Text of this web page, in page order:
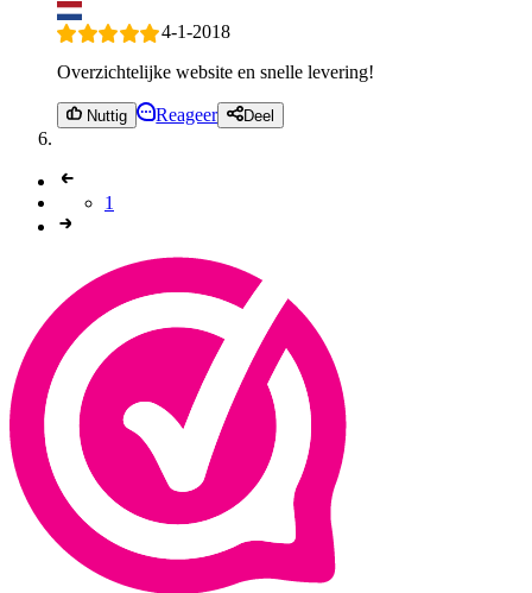
4-1-2018
Overzichtelijke website en snelle levering!
Nuttig Reageer Deel
1